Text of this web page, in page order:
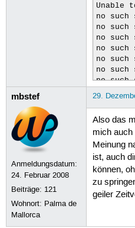
Unable
no
no
no
no
no
no
no such
no such
no such
no such
no such
no such
no such
zsh:
mbstef
Anmeldungsdatum:
24. Februar 2008
Beiträge: 121
Wohnort: Palma de
Mallorca
29.
Also das
mich
Meinung
ist, auch
können,
zu
geiler